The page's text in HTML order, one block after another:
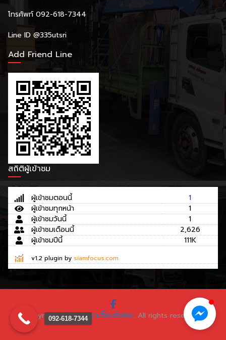
โทรศัพท์ 092-618-7344
Line ID @335utsri
Add Friend Line
สถิติผู้เข้าชม
ผู้เข้าชมตอนนี้
1
ผู้เข้าชมทุกหน้า
1
ผู้เข้าชมวันนี้
1
ผู้เข้าชมเดือนนี้
2,626
ผู้เข้าชมปีนี้
111K
v1.2 plugin by siamfocus.com
Copyright © 2026รถเฮี๊ยบทั่วไทย. All rights reserved.
092-618-7344